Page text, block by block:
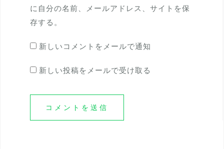
に自分の名前、メールアドレス、サイトを保
存する。
新しいコメントをメールで通知
新しい投稿をメールで受け取る